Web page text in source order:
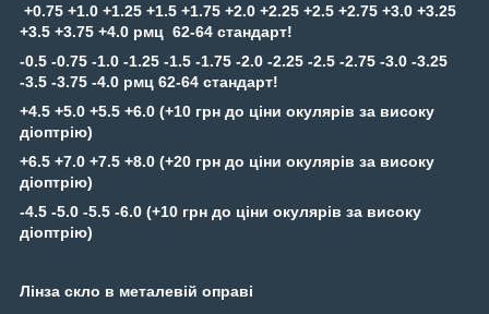
+0.75 +1.0 +1.25 +1.5 +1.75 +2.0 +2.25 +2.5 +2.75 +3.0 +3.25
+3.5 +3.75 +4.0 рмц 62-64 стандарт!
-0.5 -0.75 -1.0 -1.25 -1.5 -1.75 -2.0 -2.25 -2.5 -2.75 -3.0 -3.25
-3.5 -3.75 -4.0 рмц 62-64 стандарт!
+4.5 +5.0 +5.5 +6.0 (+10 грн до ціни окулярів за високу
діоптрію)
+6.5 +7.0 +7.5 +8.0 (+20 грн до ціни окулярів за високу
діоптрію)
-4.5 -5.0 -5.5 -6.0 (+10 грн до ціни окулярів за високу
діоптрію)
Лінза скло в металевій оправі